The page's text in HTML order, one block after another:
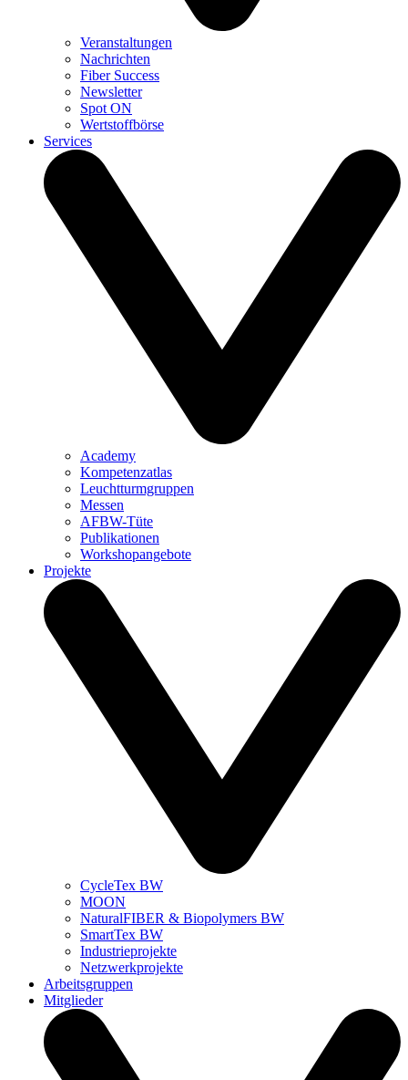
Veranstaltungen
Nachrichten
Fiber Success
Newsletter
Spot ON
Wertstoffbörse
Services
Academy
Kompetenzatlas
Leuchtturm­gruppen
Messen
AFBW-Tüte
Publikationen
Workshopangebote
Projekte
CycleTex BW
MOON
NaturalFIBER & Biopolymers BW
SmartTex BW
Industrieprojekte
Netzwerkprojekte
Arbeitsgruppen
Mitglieder